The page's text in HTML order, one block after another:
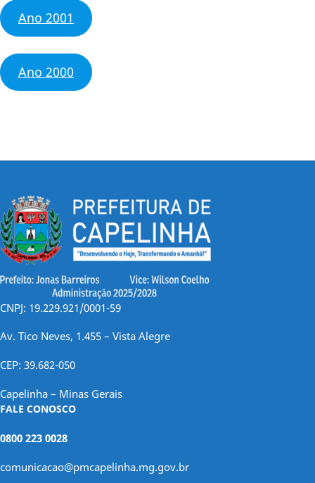
Ano 2001
Ano 2000
CNPJ: 19.229.921/0001-59
Av. Tico Neves, 1.455 – Vista Alegre
CEP: 39.682-050
Capelinha – Minas Gerais
FALE CONOSCO
0800 223 0028
comunicacao@pmcapelinha.mg.gov.br